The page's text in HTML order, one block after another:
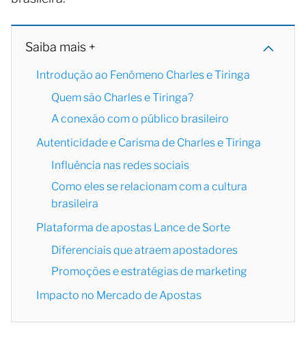
Saiba mais +
Introdução ao Fenômeno Charles e Tiringa
Quem são Charles e Tiringa?
A conexão com o público brasileiro
Autenticidade e Carisma de Charles e Tiringa
Influência nas redes sociais
Como eles se relacionam com a cultura
brasileira
Plataforma de apostas Lance de Sorte
Diferenciais que atraem apostadores
Promoções e estratégias de marketing
Impacto no Mercado de Apostas